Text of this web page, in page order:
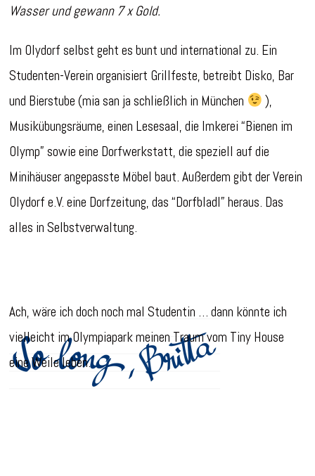
Wasser und gewann 7 x Gold.
Im Olydorf selbst geht es bunt und international zu. Ein
Studenten-Verein organisiert Grillfeste, betreibt Disko, Bar
und Bierstube (mia san ja schließlich in München
),
Musikübungsräume, einen Lesesaal, die Imkerei “Bienen im
Olymp” sowie eine Dorfwerkstatt, die speziell auf die
Minihäuser angepasste Möbel baut. Außerdem gibt der Verein
Olydorf e.V. eine Dorfzeitung, das “Dorfbladl” heraus. Das
alles in Selbstverwaltung.
Ach, wäre ich doch noch mal Studentin … dann könnte ich
vielleicht im Olympiapark meinen Traum vom Tiny House
eine Weile leben.